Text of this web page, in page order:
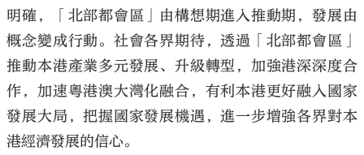
明確，「北部都會區」由構想期進入推動期，發展由
概念變成行動。社會各界期待，透過「北部都會區」
推動本港產業多元發展、升級轉型，加強港深深度合
作，加速粵港澳大灣化融合，有利本港更好融入國家
發展大局，把握國家發展機遇，進一步增強各界對本
港經濟發展的信心。